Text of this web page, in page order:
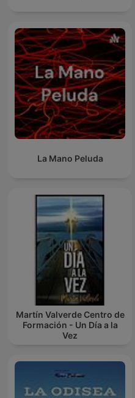
La Mano Peluda
Martín Valverde Centro de
Formación - Un Día a la
Vez